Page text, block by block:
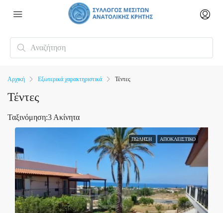
Αρχική Εξωτερικά χαρακτηριστικά Τέντες
Τέντες
3 Ακίνητα
Ταξινόμηση:
ΠΏΛΗΣΗ ΑΠΟΚΛΕΙΣΤΙΚΌ